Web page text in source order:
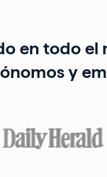
en todo el
y